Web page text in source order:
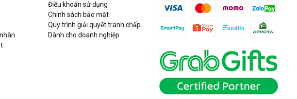
Điều khoản sử dụng
Chính sách bảo mật
Quy trình giải quyết tranh chấp
Dành cho doanh nghiệp